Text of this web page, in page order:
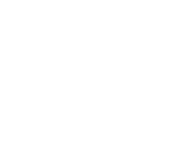
可能です